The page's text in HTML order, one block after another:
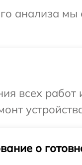
анализа
всех
о